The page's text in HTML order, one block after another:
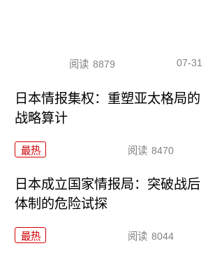
阅读 8879 07-31
日本情报集权：重塑亚太格局的
战略算计
最热 阅读 8470
日本成立国家情报局：突破战后
体制的危险试探
最热 阅读 8044